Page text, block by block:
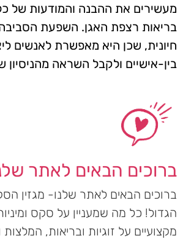
מעשירים את ההבנה והמודעות של
בריאות רצפת האגן. השפעת
חיונית, שכן היא מאפשרת לאנשים
בין-אישיים ולקבל השראה מהניסיון
ברוכים הבאים לאתר
ברוכים הבאים לאתר שלנו- מגזין
הגדול! כל מה שמעניין על סקס
מקצועיים על זוגיות ובריאות, המלצות